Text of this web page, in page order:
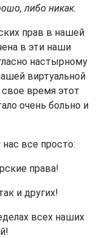
либо никак.
прав в нашей
в эти наши
настырному
виртуальной
время этот
очень больно и
все просто:
права!
и других!
всех наших